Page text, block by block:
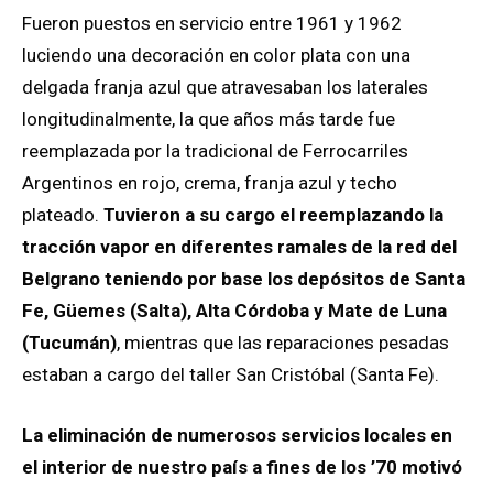
Fueron puestos en servicio entre 1961 y 1962
luciendo una decoración en color plata con una
delgada franja azul que atravesaban los laterales
longitudinalmente, la que años más tarde fue
reemplazada por la tradicional de Ferrocarriles
Argentinos en rojo, crema, franja azul y techo
plateado. Tuvieron a su cargo el reemplazando la
tracción vapor en diferentes ramales de la red del
Belgrano teniendo por base los depósitos de Santa
Fe, Güemes (Salta), Alta Córdoba y Mate de Luna
(Tucumán), mientras que las reparaciones pesadas
estaban a cargo del taller San Cristóbal (Santa Fe).
La eliminación de numerosos servicios locales en
el interior de nuestro país a fines de los ’70 motivó